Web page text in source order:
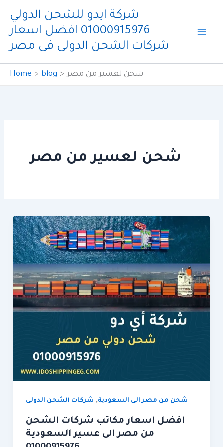
content
شركة ايدو للشحن الدولي
01000915976 افضل اسعار
شركات الشحن الدولى فى مصر
Home blog شحن لعسير من مصر
شحن لعسير من مصر
شحن من مصر الى السعودية, شركات الشحن الدولى
افضل اسعار مكاتب شركات الشحن
من مصر الى عسير السعودية